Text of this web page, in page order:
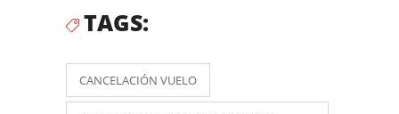
TAGS:
CANCELACIÓN VUELO